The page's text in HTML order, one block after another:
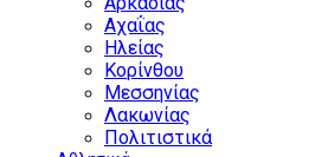
Αχαΐας
Ηλείας
Κορίνθου
Μεσσηνίας
Λακωνίας
Πολιτιστικά